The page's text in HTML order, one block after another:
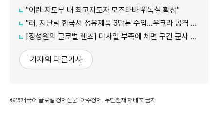
"이란 지도부 내 최고지도자 모즈타바 위독설 확산"
"러, 지난달 한국서 정유제품 3만톤 수입…우크라 공격 여파"
[장성원의 글로벌 렌즈] 미사일 부족에 체면 구긴 군사 강국, 미국과 러시아
기자의 다른기사
©'5개국어 글로벌 경제신문' 아주경제. 무단전재·재배포 금지